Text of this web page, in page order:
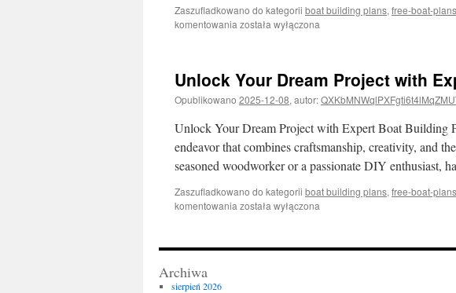
Zaszufladkowano do kategorii boat building plans, free-boat-
komentowania Unlocking
A
Guide
to
Boat
Building
Plans
została wyłączona
Unlock Your Dream Project with
Opublikowano 2025-12-08, autor:
Unlock Your Dream Project with Expert Boat Building
endeavor that combines craftsmanship, creativity, and
seasoned woodworker or a passionate DIY enthusiast,
Zaszufladkowano do kategorii boat building plans, free-boat-
komentowania Unlock
Project
została wyłączona
Archiwa
sierpień 2026